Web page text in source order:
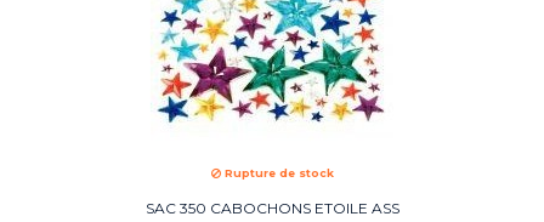
Rupture de stock
SAC 350 CABOCHONS ETOILE ASS